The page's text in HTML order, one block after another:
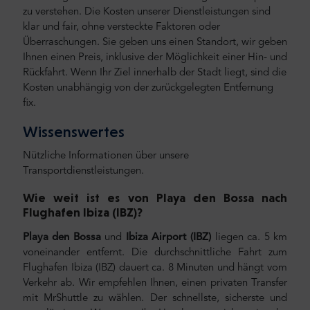
zu verstehen. Die Kosten unserer Dienstleistungen sind
klar und fair, ohne versteckte Faktoren oder
Überraschungen. Sie geben uns einen Standort, wir geben
Ihnen einen Preis, inklusive der Möglichkeit einer Hin- und
Rückfahrt. Wenn Ihr Ziel innerhalb der Stadt liegt, sind die
Kosten unabhängig von der zurückgelegten Entfernung
fix.
Wissenswertes
Nützliche Informationen über unsere
Transportdienstleistungen.
Wie weit ist es von Playa den Bossa nach
Flughafen Ibiza (IBZ)?
Playa den Bossa und Ibiza Airport (IBZ) liegen ca. 5 km
voneinander entfernt. Die durchschnittliche Fahrt zum
Flughafen Ibiza (IBZ) dauert ca. 8 Minuten und hängt vom
Verkehr ab. Wir empfehlen Ihnen, einen privaten Transfer
mit MrShuttle zu wählen. Der schnellste, sicherste und